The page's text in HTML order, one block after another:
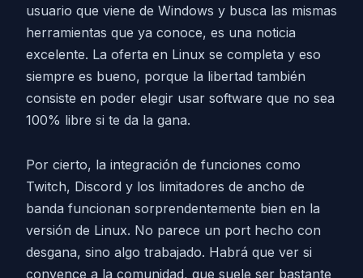
usuario que viene de Windows y busca las mismas
herramientas que ya conoce, es una noticia
excelente. La oferta en Linux se completa y eso
siempre es bueno, porque la libertad también
consiste en poder elegir usar software que no sea
100% libre si te da la gana.
Por cierto, la integración de funciones como
Twitch, Discord y los limitadores de ancho de
banda funcionan sorprendentemente bien en la
versión de Linux. No parece un port hecho con
desgana, sino algo trabajado. Habrá que ver si
convence a la comunidad, que suele ser bastante